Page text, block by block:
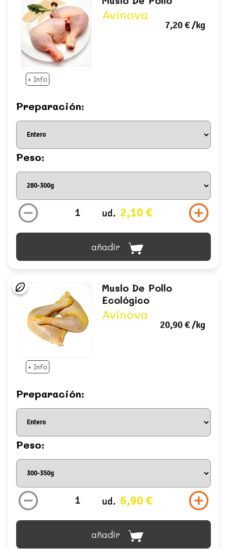
+ Info
Avinova
7,20 €/kg
Preparación:
Peso:
ud. 2,10 €
añadir
+ Info
Muslo De Pollo
Ecológico
Avinova
20,90 €/kg
Preparación:
Peso:
ud. 6,90 €
añadir